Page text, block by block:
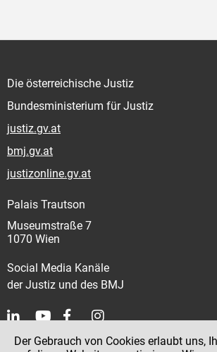
Die österreichische Justiz
Bundesministerium für Justiz
justiz.gv.at
bmj.gv.at
justizonline.gv.at
Palais Trautson
Museumstraße 7
1070 Wien
Social Media Kanäle
der Justiz und des BMJ
Kontakt
Der Gebrauch von Cookies erlaubt uns,